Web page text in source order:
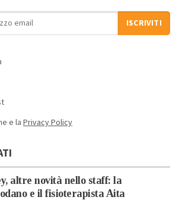
ISCRIVITI
e la Privacy Policy
altre novità nello staff: la
e il fisioterapista Aita